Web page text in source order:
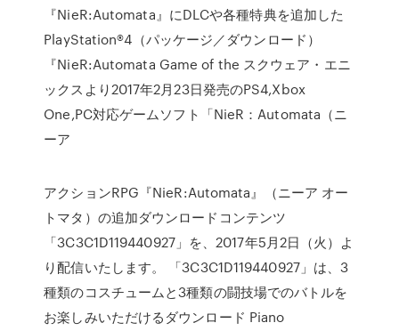
『NieR:Automata』にDLCや各種特典を追加した
PlayStation®4（パッケージ／ダウンロード）
『NieR:Automata Game of the スクウェア・エニ
ックスより2017年2月23日発売のPS4,Xbox
One,PC対応ゲームソフト「NieR：Automata（ニ
ーア
アクションRPG『NieR:Automata』（ニーア オー
トマタ）の追加ダウンロードコンテンツ
「3C3C1D119440927」を、2017年5月2日（火）よ
り配信いたします。 「3C3C1D119440927」は、3
種類のコスチュームと3種類の闘技場でのバトルを
お楽しみいただけるダウンロード Piano